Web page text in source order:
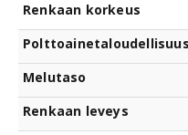
Renkaan korkeus
Polttoainetaloudellisuus
Melutaso
Renkaan leveys